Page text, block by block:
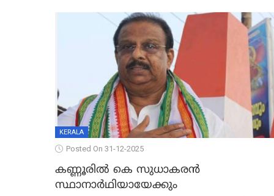
KERALA
Posted On 31-12-2025
കണ്ണൂരിൽ കെ സുധാകരൻ
സ്ഥാനാർഥിയായേക്കും